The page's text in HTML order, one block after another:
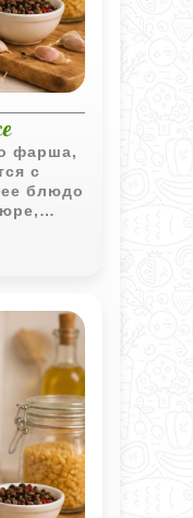
фарша,
с
блюдо